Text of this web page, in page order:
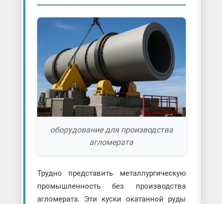
оборудование для производства
агломерата
Трудно представить металлургическую
промышленность без производства
агломерата. Эти куски окатанной руды